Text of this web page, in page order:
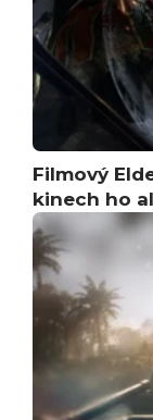
Filmový
kinech ho